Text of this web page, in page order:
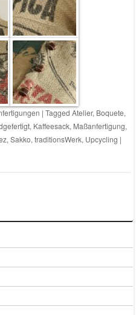
| Tagged Atelier, Boquete,
, Kaffeesack, Maßanfertigung,
, Sakko, traditionsWerk, Upcycling |